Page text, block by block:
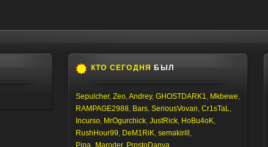
КТО СЕГОДНЯ БЫЛ
Sepulcher, Zeo,Andrey, GHOSTDARK1, Mkbewe,
RAMPAGE2988, Bars, SeriousVovan, Cr1sTaL,
Incurso, MrOgurchick, JustRick, HoBu4oK,
RushHour99, DeM1RiK, semakirill ,
Pipa_Maroder, ProstoDanya